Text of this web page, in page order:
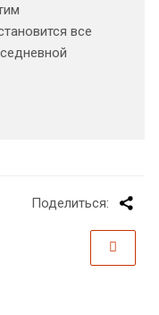
все
Поделиться: